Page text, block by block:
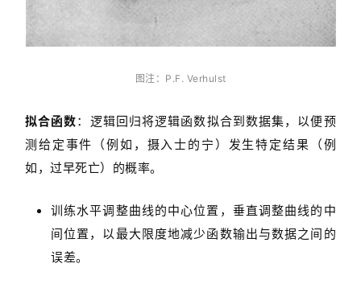
图注：P.F. Verhulst
拟合函数：逻辑回归将逻辑函数拟合到数据集，以便预
测给定事件（例如，摄入士的宁）发生特定结果（例
如，过早死亡）的概率。
训练水平调整曲线的中心位置，垂直调整曲线的中
间位置，以最大限度地减少函数输出与数据之间的
误差。